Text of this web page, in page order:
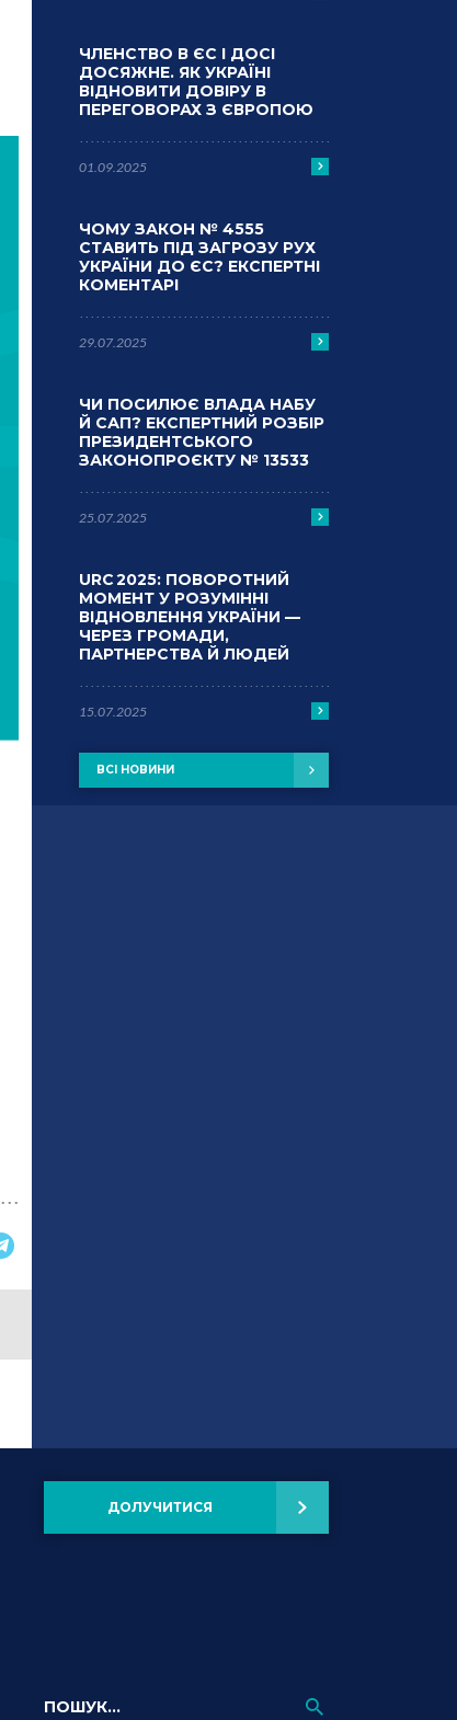
ЧЛЕНСТВО В ЄС І ДОСІ
ДОСЯЖНЕ. ЯК УКРАЇНІ
ВІДНОВИТИ ДОВІРУ В
ПЕРЕГОВОРАХ З ЄВРОПОЮ
01.09.2025
ЧОМУ ЗАКОН № 4555
СТАВИТЬ ПІД ЗАГРОЗУ РУХ
УКРАЇНИ ДО ЄС? ЕКСПЕРТНІ
КОМЕНТАРІ
29.07.2025
ЧИ ПОСИЛЮЄ ВЛАДА НАБУ
Й САП? ЕКСПЕРТНИЙ РОЗБІР
ПРЕЗИДЕНТСЬКОГО
ЗАКОНОПРОЄКТУ № 13533
25.07.2025
URC 2025: ПОВОРОТНИЙ
МОМЕНТ У РОЗУМІННІ
ВІДНОВЛЕННЯ УКРАЇНИ —
ЧЕРЕЗ ГРОМАДИ,
ПАРТНЕРСТВА Й ЛЮДЕЙ
15.07.2025
ВСІ НОВИНИ
ДОЛУЧИТИСЯ